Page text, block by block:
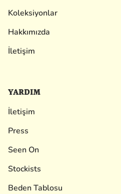
Koleksiyonlar
Hakkımızda
İletişim
YARDIM
İletişim
Press
Seen On
Stockists
Beden Tablosu